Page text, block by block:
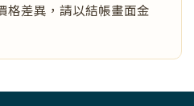
格差異，請以結帳畫面金